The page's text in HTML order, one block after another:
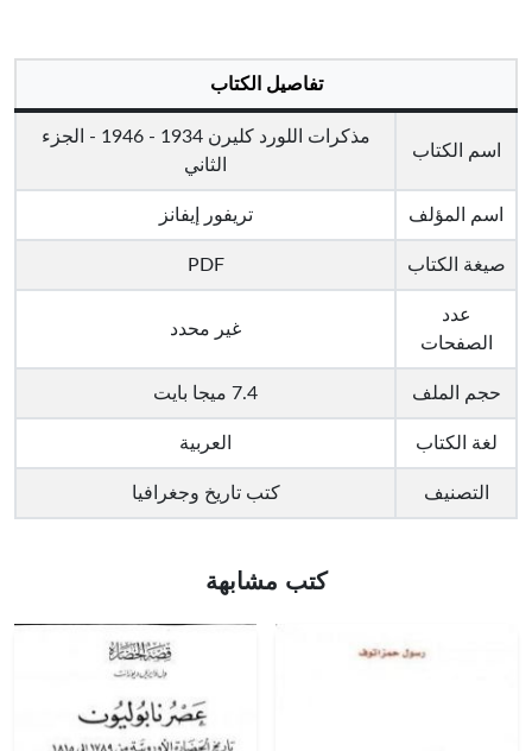
تفاصيل الكتاب
اسم الكتاب
مذكرات اللورد كليرن 1934 - 1946 - الجزء
الثاني
اسم المؤلف تريفور إيفانز
صيغة الكتاب PDF
عدد
الصفحات
غير محدد
حجم الملف 7.4 ميجا بايت
لغة الكتاب العربية
التصنيف كتب تاريخ وجغرافيا
كتب مشابهة